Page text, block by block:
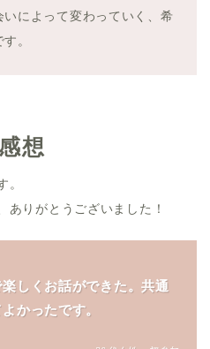
によって変わっていく、希
。
想
。
ありがとうございました！
しくお話ができた。共通
かったです。